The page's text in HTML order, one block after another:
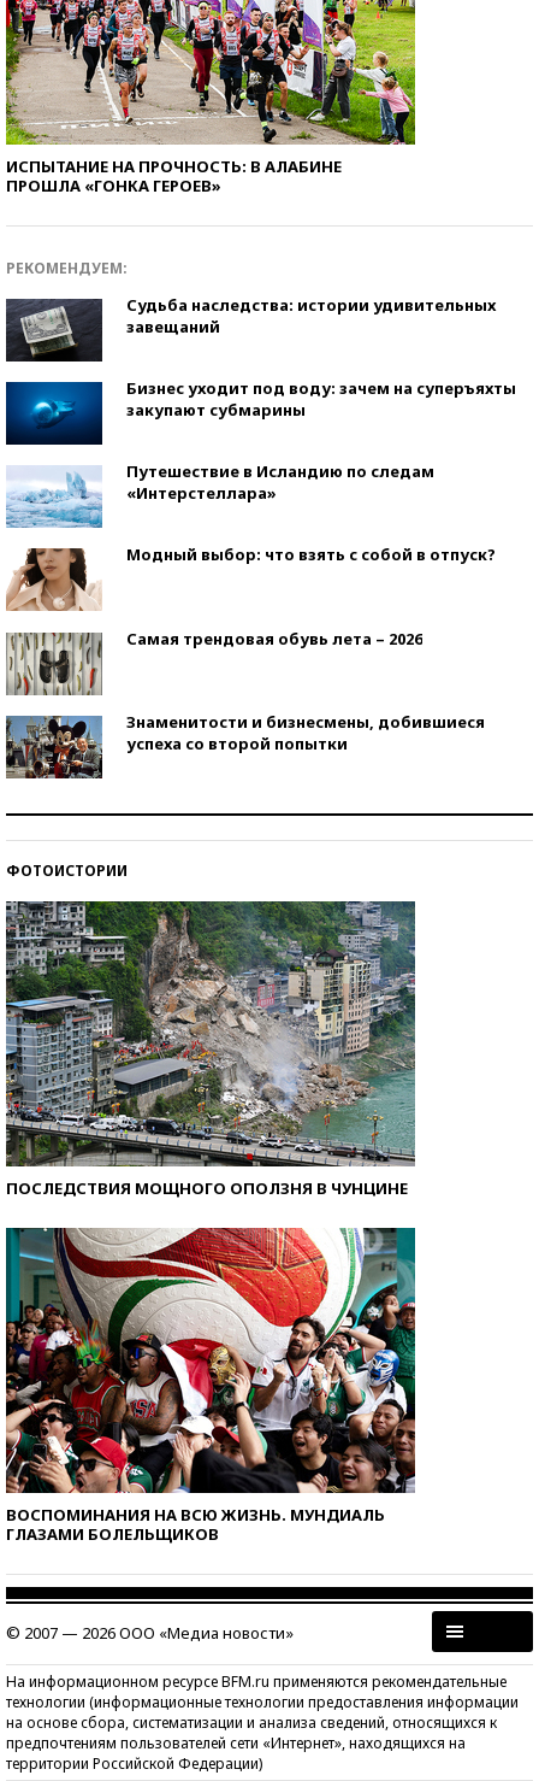
ИСПЫТАНИЕ НА ПРОЧНОСТЬ: В АЛАБИНЕ
ПРОШЛА «ГОНКА ГЕРОЕВ»
РЕКОМЕНДУЕМ:
Судьба наследства: истории удивительных
завещаний
Бизнес уходит под воду: зачем на суперъяхты
закупают субмарины
Путешествие в Исландию по следам
«Интерстеллара»
Модный выбор: что взять с собой в отпуск?
Самая трендовая обувь лета – 2026
Знаменитости и бизнесмены, добившиеся
успеха со второй попытки
ФОТОИСТОРИИ
ПОСЛЕДСТВИЯ МОЩНОГО ОПОЛЗНЯ В ЧУНЦИНЕ
ВОСПОМИНАНИЯ НА ВСЮ ЖИЗНЬ. МУНДИАЛЬ
ГЛАЗАМИ БОЛЕЛЬЩИКОВ
© 2007 — 2026 ООО «Медиа новости»
На информационном ресурсе BFM.ru применяются рекомендательные
технологии (информационные технологии предоставления информации
на основе сбора, систематизации и анализа сведений, относящихся к
предпочтениям пользователей сети «Интернет», находящихся на
территории Российской Федерации)